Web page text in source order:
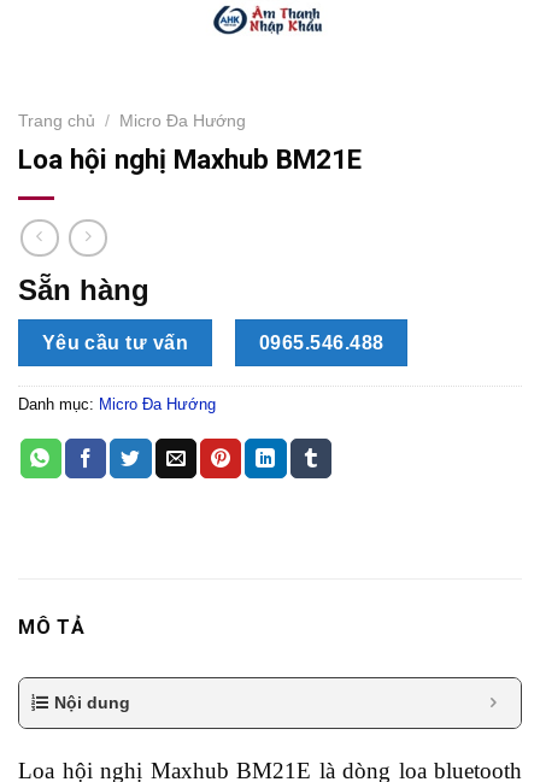
Trang chủ / Micro Đa Hướng
Loa hội nghị Maxhub BM21E
Sẵn hàng
Yêu cầu tư vấn 0965.546.488
Danh mục: Micro Đa Hướng
MÔ TẢ
Nội dung
Loa hội nghị Maxhub BM21E là dòng loa bluetooth